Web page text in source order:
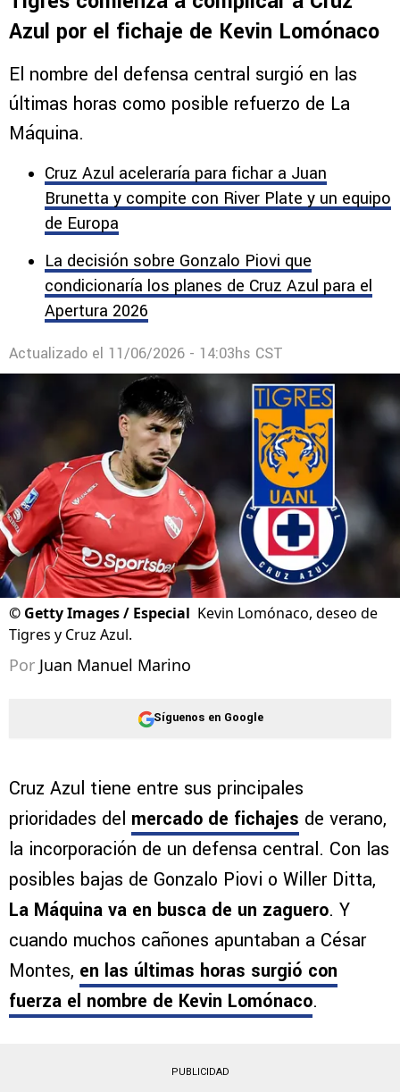
Azul por el fichaje de Kevin Lomónaco
El nombre del defensa central surgió en las
últimas horas como posible refuerzo de La
Máquina.
Cruz Azul aceleraría para fichar a Juan
Brunetta y compite con River Plate y un equipo
de Europa
La decisión sobre Gonzalo Piovi que
condicionaría los planes de Cruz Azul para el
Apertura 2026
Actualizado el 11/06/2026 - 14:03hs CST
© Getty Images / Especial Kevin Lomónaco, deseo de
Tigres y Cruz Azul.
Por Juan Manuel Marino
Síguenos en Google
Cruz Azul tiene entre sus principales
prioridades del mercado de fichajes de verano,
la incorporación de un defensa central. Con las
posibles bajas de Gonzalo Piovi o Willer Ditta,
La Máquina va en busca de un zaguero. Y
cuando muchos cañones apuntaban a César
Montes, en las últimas horas surgió con
fuerza el nombre de Kevin Lomónaco.
PUBLICIDAD